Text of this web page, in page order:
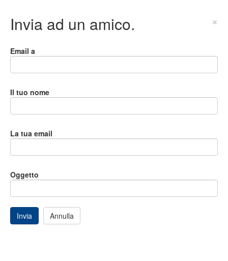
Invia ad un amico. ×
Email a
Il tuo nome
La tua email
Oggetto
Invia Annulla